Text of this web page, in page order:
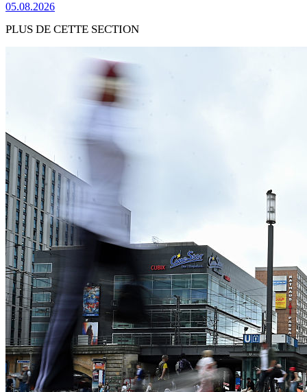
05.08.2026
PLUS DE CETTE SECTION